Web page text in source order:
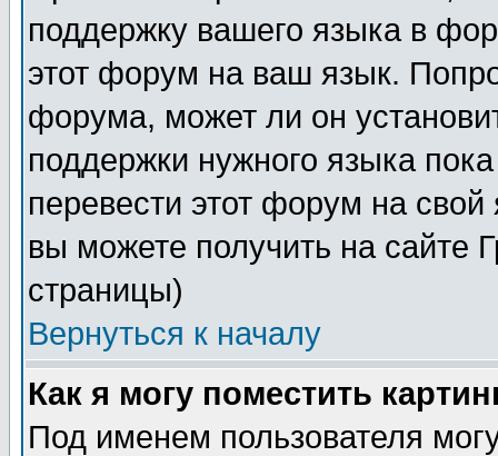
поддержку вашего языка в
этот форум на ваш язык.
форума, может ли он
поддержки нужного языка
перевести этот форум на
вы можете получить на сайте
страницы)
Вернуться к началу
Как я могу поместить
Под именем пользователя